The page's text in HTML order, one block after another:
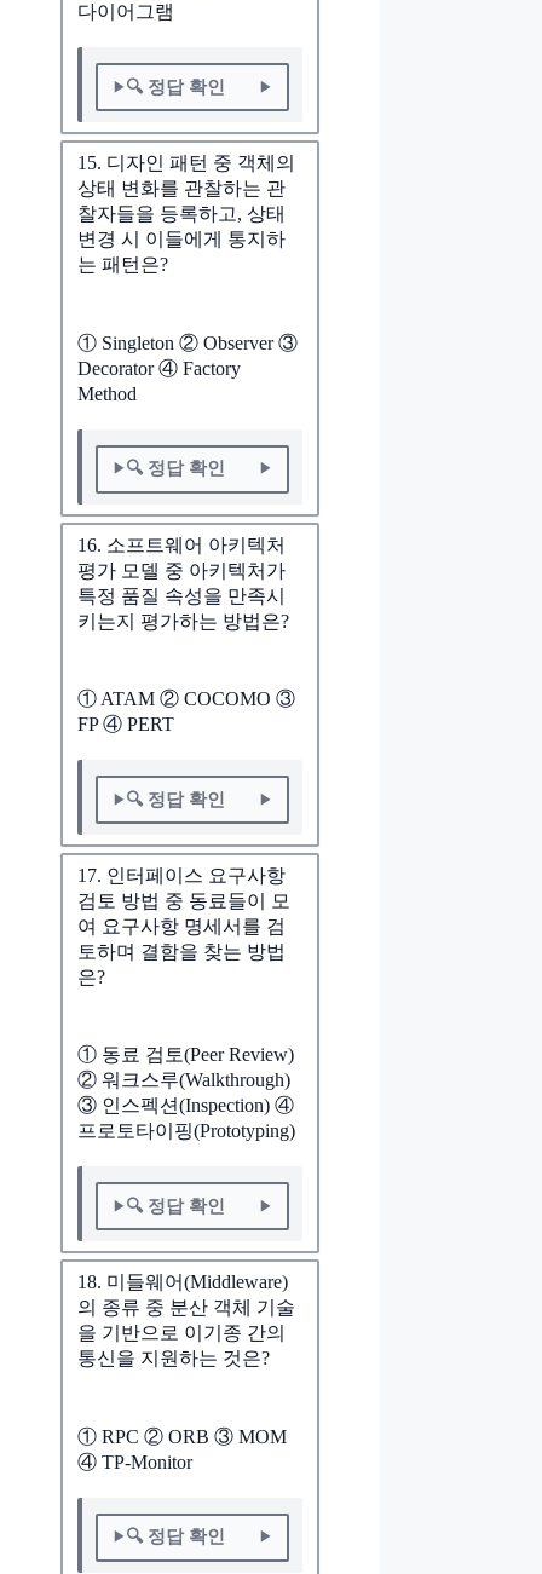
다이어그램
🔍 정답 확인
15. 디자인 패턴 중 객체의
상태 변화를 관찰하는 관
찰자들을 등록하고, 상태
변경 시 이들에게 통지하
는 패턴은?
① Singleton ② Observer ③
Decorator ④ Factory
Method
🔍 정답 확인
16. 소프트웨어 아키텍처
평가 모델 중 아키텍처가
특정 품질 속성을 만족시
키는지 평가하는 방법은?
① ATAM ② COCOMO ③
FP ④ PERT
🔍 정답 확인
17. 인터페이스 요구사항
검토 방법 중 동료들이 모
여 요구사항 명세서를 검
토하며 결함을 찾는 방법
은?
① 동료 검토(Peer Review)
② 워크스루(Walkthrough)
③ 인스펙션(Inspection) ④
프로토타이핑(Prototyping)
🔍 정답 확인
18. 미들웨어(Middleware)
의 종류 중 분산 객체 기술
을 기반으로 이기종 간의
통신을 지원하는 것은?
① RPC ② ORB ③ MOM
④ TP-Monitor
🔍 정답 확인